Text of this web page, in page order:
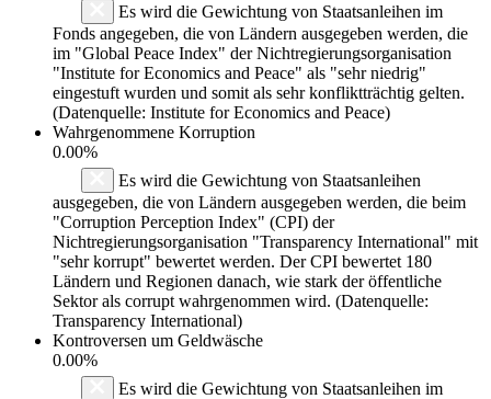
Es wird die Gewichtung von Staatsanleihen im
Fonds angegeben, die von Ländern ausgegeben werden, die
im "Global Peace Index" der Nichtregierungsorganisation
"Institute for Economics and Peace" als "sehr niedrig"
eingestuft wurden und somit als sehr konfliktträchtig gelten.
(Datenquelle: Institute for Economics and Peace)
Wahrgenommene Korruption
0.00%
Es wird die Gewichtung von Staatsanleihen
ausgegeben, die von Ländern ausgegeben werden, die beim
"Corruption Perception Index" (CPI) der
Nichtregierungsorganisation "Transparency International" mit
"sehr korrupt" bewertet werden. Der CPI bewertet 180
Ländern und Regionen danach, wie stark der öffentliche
Sektor als corrupt wahrgenommen wird. (Datenquelle:
Transparency International)
Kontroversen um Geldwäsche
0.00%
Es wird die Gewichtung von Staatsanleihen im